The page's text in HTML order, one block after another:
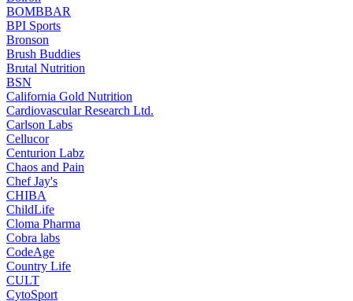
BOMBBAR
BPI Sports
Bronson
Brush Buddies
Brutal Nutrition
BSN
California Gold Nutrition
Cardiovascular Research Ltd.
Carlson Labs
Cellucor
Centurion Labz
Chaos and Pain
Chef Jay's
CHIBA
ChildLife
Cloma Pharma
Cobra labs
CodeAge
Country Life
CULT
CytoSport